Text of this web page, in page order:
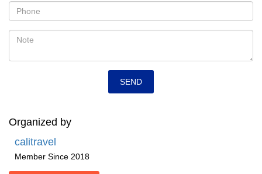
Organized by
calitravel
Member Since 2018